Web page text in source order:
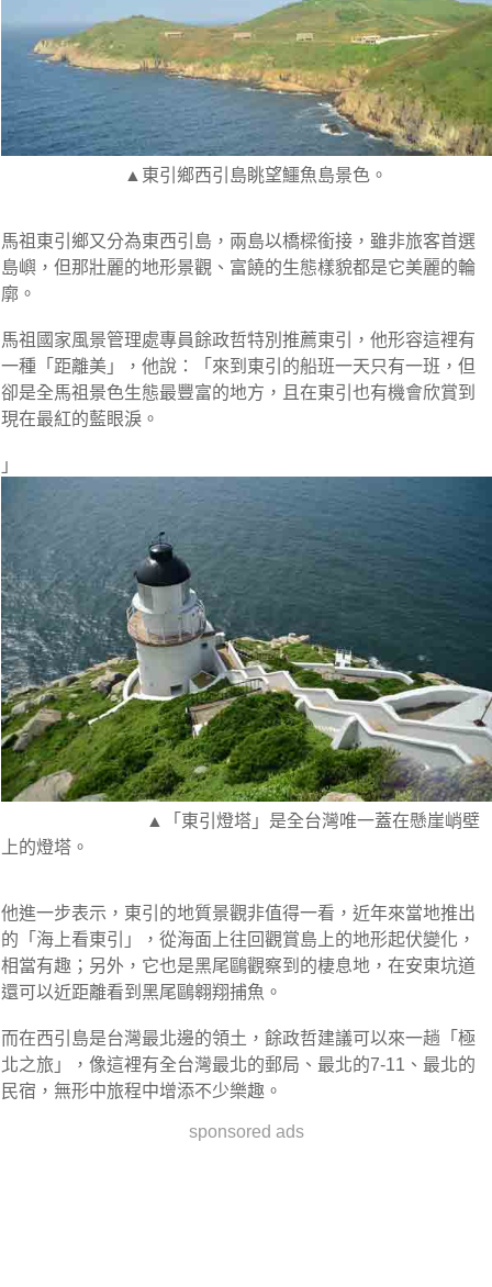
▲東引鄉西引島眺望鱷魚島景色。
馬祖東引鄉又分為東西引島，兩島以橋樑銜接，雖非旅客首選
島嶼，但那壯麗的地形景觀、富饒的生態樣貌都是它美麗的輪
廓。
馬祖國家風景管理處專員餘政哲特別推薦東引，他形容這裡有
一種「距離美」，他說：「來到東引的船班一天只有一班，但
卻是全馬祖景色生態最豐富的地方，且在東引也有機會欣賞到
現在最紅的藍眼淚。
」
▲「東引燈塔」是全台灣唯一蓋在懸崖峭壁
上的燈塔。
他進一步表示，東引的地質景觀非值得一看，近年來當地推出
的「海上看東引」，從海面上往回觀賞島上的地形起伏變化，
相當有趣；另外，它也是黑尾鷗觀察到的棲息地，在安東坑道
還可以近距離看到黑尾鷗翱翔捕魚。
而在西引島是台灣最北邊的領土，餘政哲建議可以來一趟「極
北之旅」，像這裡有全台灣最北的郵局、最北的7-11、最北的
民宿，無形中旅程中增添不少樂趣。
sponsored ads